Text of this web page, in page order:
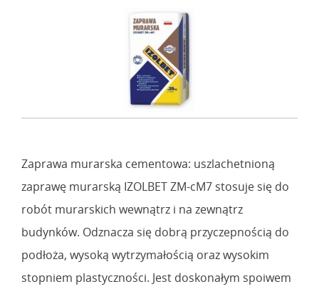
Zaprawa murarska cementowa: uszlachetnioną
zaprawę murarską IZOLBET ZM-cM7 stosuje się do
robót murarskich wewnątrz i na zewnątrz
budynków. Odznacza się dobrą przyczepnością do
podłoża, wysoką wytrzymałością oraz wysokim
stopniem plastyczności. Jest doskonałym spoiwem